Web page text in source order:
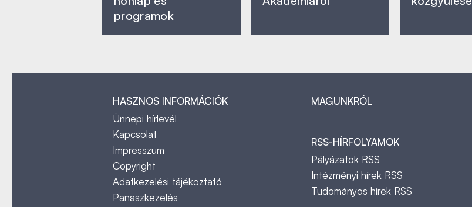
programok
HASZNOS INFORMÁCIÓK
Ünnepi hírlevél
Kapcsolat
Impresszum
Copyright
Adatkezelési tájékoztató
Panaszkezelés
MAGUNKRÓL
RSS-HÍRFOLYAMOK
Pályázatok RSS
Intézményi hírek RSS
Tudományos hírek RSS